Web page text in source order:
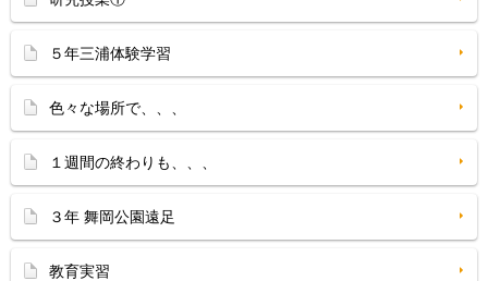
５年三浦体験学習
色々な場所で、、、
１週間の終わりも、、、
３年 舞岡公園遠足
教育実習